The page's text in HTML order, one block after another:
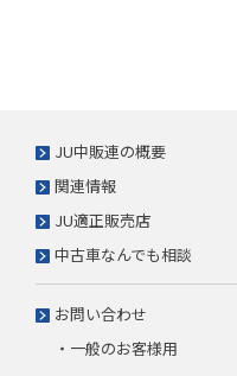
JU中販連の概要
関連情報
JU適正販売店
中古車なんでも相談
お問い合わせ
・一般のお客様用